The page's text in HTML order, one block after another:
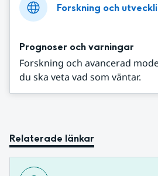
Forskning och
Prognoser och varningar
Forskning och avancerad
du ska veta vad som väntar.
Relaterade länkar